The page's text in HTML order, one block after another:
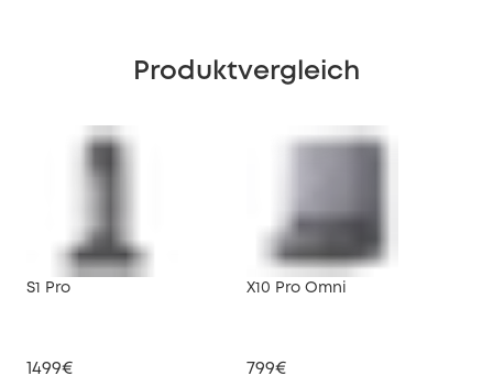
Produktvergleich
S1 Pro
1499€
X10 Pro Omni
799€